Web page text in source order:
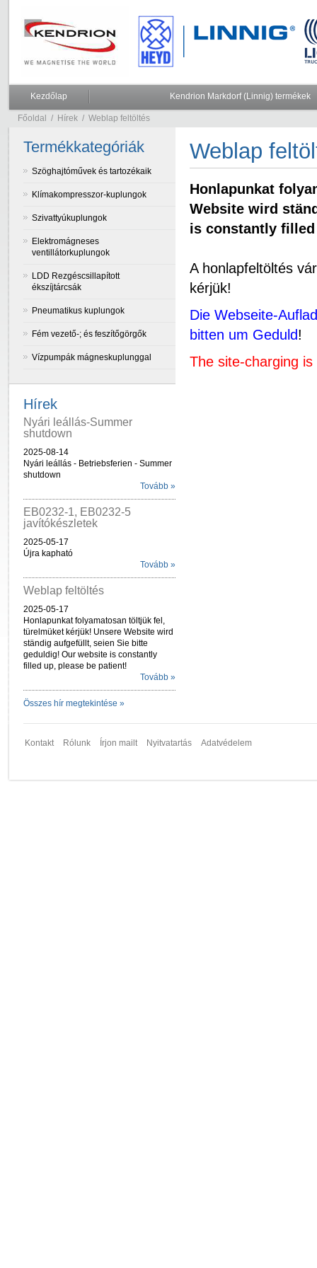
Kezdőlap Kendrion Markdorf (Linnig) termékek
Főoldal / Hírek / Weblap feltöltés
Termékkategóriák
Szöghajtóművek és tartozékaik
Klímakompresszor-kuplungok
Szivattyúkuplungok
Elektromágneses
ventillátorkuplungok
LDD Rezgéscsillapított
ékszíjtárcsák
Pneumatikus kuplungok
Fém vezető-; és feszítőgörgők
Vízpumpák mágneskuplunggal
Hírek
Nyári leállás-Summer
shutdown
2025-08-14
Nyári leállás - Betriebsferien - Summer
shutdown
Tovább »
EB0232-1, EB0232-5
javítókészletek
2025-05-17
Újra kapható
Tovább »
Weblap feltöltés
2025-05-17
Honlapunkat folyamatosan töltjük fel,
türelmüket kérjük! Unsere Website wird
ständig aufgefüllt, seien Sie bitte
geduldig! Our website is constantly
filled up, please be patient!
Tovább »
Összes hír megtekintése »
Weblap
Honlapunkat
Website wird
is constantly
A honlapfeltöltés
kérjük!
Die Webseite-
bitten um Geduld!
The site-charging
Kontakt Rólunk Írjon mailt Nyitvatartás Adatvédelem